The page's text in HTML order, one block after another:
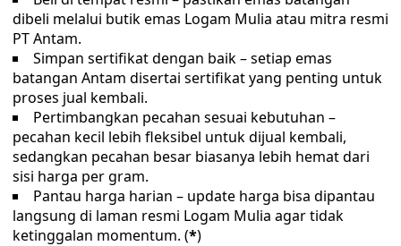
dibeli melalui butik emas Logam Mulia atau mitra resmi
PT Antam.
Simpan sertifikat dengan baik – setiap emas
batangan Antam disertai sertifikat yang penting untuk
proses jual kembali.
Pertimbangkan pecahan sesuai kebutuhan –
pecahan kecil lebih fleksibel untuk dijual kembali,
sedangkan pecahan besar biasanya lebih hemat dari
sisi harga per gram.
Pantau harga harian – update harga bisa dipantau
langsung di laman resmi Logam Mulia agar tidak
ketinggalan momentum. (*)